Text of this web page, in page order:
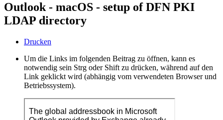
Outlook - macOS - setup of DFN PKI
LDAP directory
Drucken
Um die Links im folgenden Beitrag zu öffnen, kann es
notwendig sein Strg oder Shift zu drücken, während auf den
Link geklickt wird (abhängig vom verwendeten Browser und
Betriebssystem).